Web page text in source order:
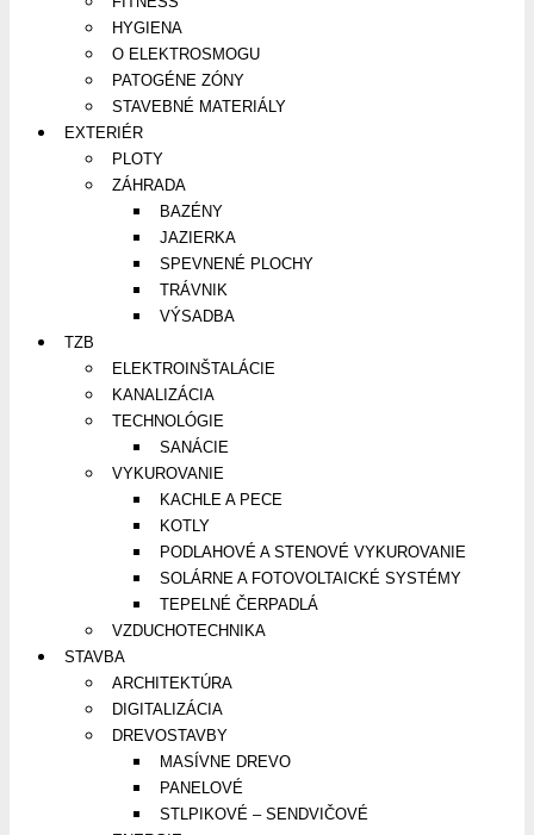
HYGIENA
O ELEKTROSMOGU
PATOGÉNE ZÓNY
STAVEBNÉ MATERIÁLY
EXTERIÉR
PLOTY
ZÁHRADA
BAZÉNY
JAZIERKA
SPEVNENÉ PLOCHY
TRÁVNIK
VÝSADBA
TZB
ELEKTROINŠTALÁCIE
KANALIZÁCIA
TECHNOLÓGIE
SANÁCIE
VYKUROVANIE
KACHLE A PECE
KOTLY
PODLAHOVÉ A STENOVÉ VYKUROVANIE
SOLÁRNE A FOTOVOLTAICKÉ SYSTÉMY
TEPELNÉ ČERPADLÁ
VZDUCHOTECHNIKA
STAVBA
ARCHITEKTÚRA
DIGITALIZÁCIA
DREVOSTAVBY
MASÍVNE DREVO
PANELOVÉ
STLPIKOVÉ – SENDVIČOVÉ